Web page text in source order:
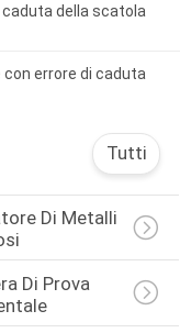
caduta della scatola
con errore di caduta
Tutti
Di Metalli
Di Prova